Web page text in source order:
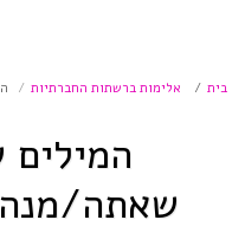
בית אלימות ברשתות החברתיות
שאתה/